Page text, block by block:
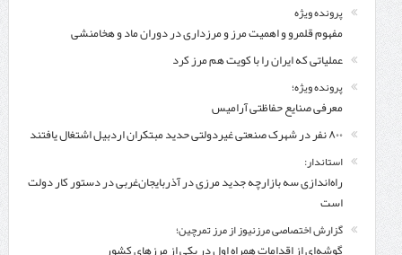
پرونده ویژه
مفهوم قلمرو و اهمیت مرز و مرزداری در دوران ماد و هخامنشی
عملیاتی که ایران را با کویت هم مرز کرد
پرونده ویژه؛
معرفی صنایع حفاظتی آرامیس
۸۰۰ نفر در شهرک صنعتی غیردولتی حدید مبتکران اردبیل اشتغال یافتند
استاندار:
راه‌اندازی سه بازارچه جدید مرزی در آذربایجان‌غربی در دستور کار دولت
است
گزارش اختصاصی مرزنیوز از مرز تمرچین؛
گوشه‌ای از اقدامات همراه اول در یکی از مرزهای کشور